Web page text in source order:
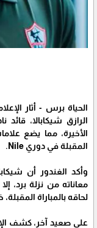
الحياة برس - أثار
الرازق شيكابالا،
الأخيرة، مما يضع
المقبلة في دوري Nile.
وأكد الغندور أن
معاناته من نزلة برد،
لحاقه بالمباراة
على صعيد آخر، كشف